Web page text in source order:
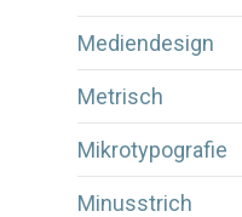
Mediendesign
Metrisch
Mikrotypografie
Minusstrich